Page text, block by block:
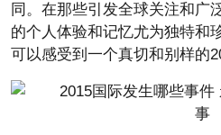
同。在那些引发全球关注和广
的个人体验和记忆尤为独特和
可以感受到一个真切和别样的